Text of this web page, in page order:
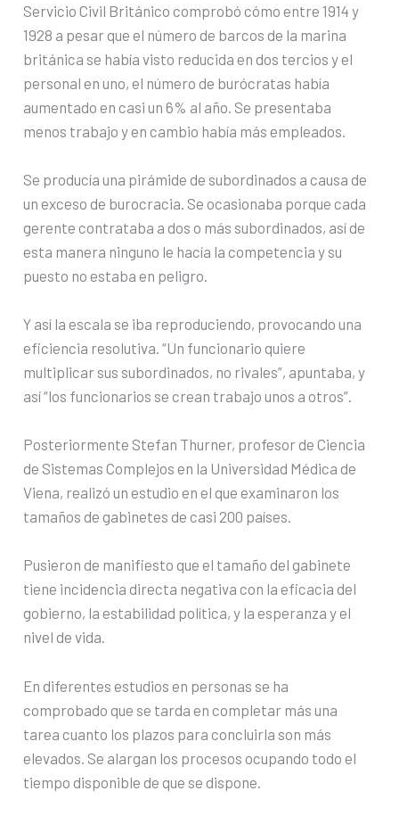
Servicio Civil Británico comprobó cómo entre 1914 y
1928 a pesar que el número de barcos de la marina
británica se había visto reducida en dos tercios y el
personal en uno, el número de burócratas había
aumentado en casi un 6% al año. Se presentaba
menos trabajo y en cambio había más empleados.
Se producía una pirámide de subordinados a causa de
un exceso de burocracia. Se ocasionaba porque cada
gerente contrataba a dos o más subordinados, así de
esta manera ninguno le hacía la competencia y su
puesto no estaba en peligro.
Y así la escala se iba reproduciendo, provocando una
eficiencia resolutiva. “Un funcionario quiere
multiplicar sus subordinados, no rivales”, apuntaba, y
así “los funcionarios se crean trabajo unos a otros”.
Posteriormente Stefan Thurner, profesor de Ciencia
de Sistemas Complejos en la Universidad Médica de
Viena, realizó un estudio en el que examinaron los
tamaños de gabinetes de casi 200 países.
Pusieron de manifiesto que el tamaño del gabinete
tiene incidencia directa negativa con la eficacia del
gobierno, la estabilidad política, y la esperanza y el
nivel de vida.
En diferentes estudios en personas se ha
comprobado que se tarda en completar más una
tarea cuanto los plazos para concluirla son más
elevados. Se alargan los procesos ocupando todo el
tiempo disponible de que se dispone.